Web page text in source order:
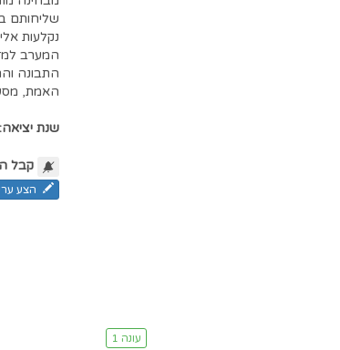
שליחותם
נקלעות
המערב
התבונה
האמת, מסע
שנת יציאה:
קבל
הצע